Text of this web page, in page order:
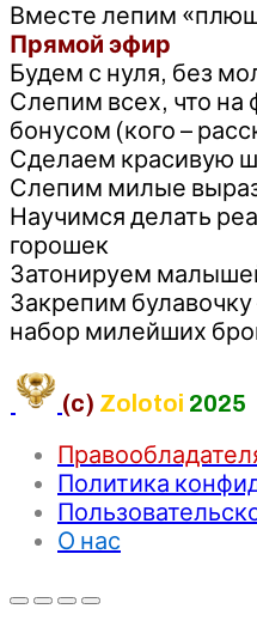
Вместе лепим
Прямой эфир
Будем с нуля, без
Слепим всех, что на
бонусом (кого –
Сделаем красивую
Слепим милые
Научимся делать
горошек
Затонируем
Закрепим
набор милейших
(c) Zolotoi 2025
Политика
О нас